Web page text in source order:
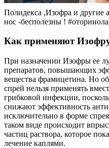
Полидекса ,Изофра и другие
нос -бесполезны !
Как применяют
При назначении Изофры ее
препаратов, повышающих
вещества фрамицетина. Но
спрей нельзя применять
грибковой инфекции,
снижают эффективность
исключительно в форме
таком виде происходит
частиц раствора, которое
лечение каплями.